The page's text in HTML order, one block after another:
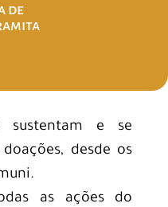
de
sustentam e se
desde os
as ações do